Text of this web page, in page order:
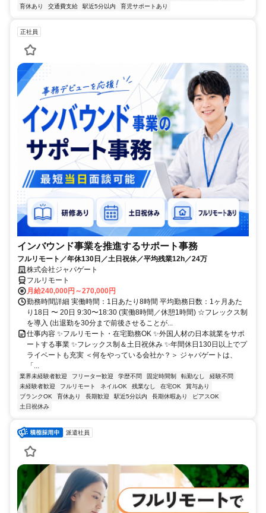
育休あり
交通費支給 駅近5分以内 育児サポートあり
正社員
インバウンド事業を推進するサポート事務
フルリモート／年休130日／土日祝休／平均残業12h／24万
株式会社ジャパゲート
フルリモート
月給240,000円～270,000円
勤務時間詳細 実働時間：1日あたり8時間 平均勤務日数：1ヶ月あた
り18日 〜 20日 9:30〜18:30 (実働8時間／休憩1時間) ☆フレックス制
を導入 (出退勤を30分まで前後させることが...
仕事内容 ✨フルリモート・在宅勤務OK ✨外国人材の日本就業をサポ
ートする事業 ✨フレックス制＆土日祝休み ✨年間休日130日以上でプ
ライベートも充実 ＜何をやっている会社か？＞ ジャパゲートは、
「...
業界未経験者歓迎 フリーター歓迎 学歴不問 固定時間制 転勤なし
経験不問
未経験者歓迎
フルリモート ネイルOK 残業なし 在宅OK
賞与あり
ブランクOK
育休あり 長期歓迎 駅近5分以内 長期休暇あり
ピアスOK
土日祝休み
派遣社員